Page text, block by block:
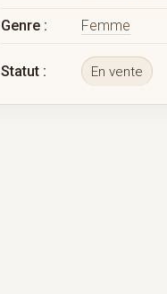
Genre : Femme
Statut : En vente